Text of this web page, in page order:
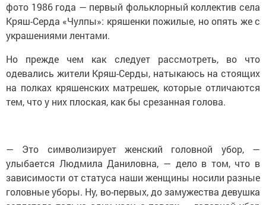
фото 1986 года — первый фольклорный коллектив села
Кряш-Серда «Чулпы»: кряшенки пожилые, но опять же с
украшениями лентами.
Но прежде чем как следует рассмотреть, во что
одевались жители Кряш-Серды, натыкаюсь на стоящих
на полках кряшенских матрешек, которые отличаются
тем, что у них плоская, как бы срезанная голова.
— Это символизирует женский головной убор, —
улыбается Людмила Даниловна, — дело в том, что в
зависимости от статуса наши женщины носили разные
головные уборы. Ну, во-первых, до замужества девушка